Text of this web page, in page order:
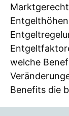
welche
Benefits die